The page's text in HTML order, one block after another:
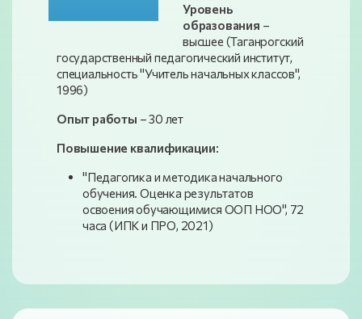
Уровень
образования –
высшее (Таганрогский
государственный педагогический институт,
специальность "Учитель начальных классов",
1996)
Опыт работы – 30 лет
Повышение квалификации:
"Педагогика и методика начального
обучения. Оценка результатов
освоения обучающимися ООП НОО", 72
часа (ИПК и ПРО, 2021)